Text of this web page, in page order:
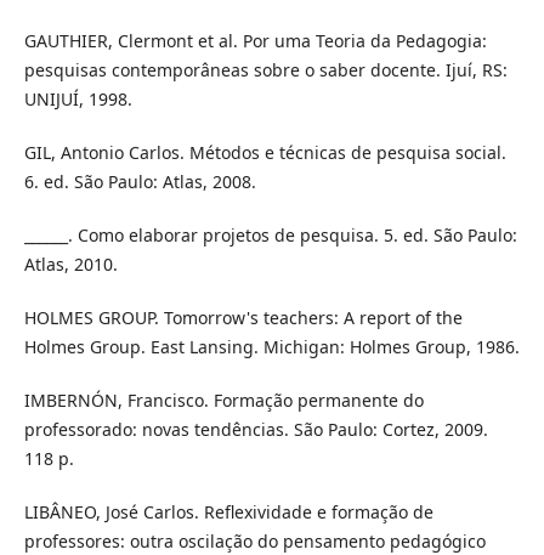
GAUTHIER, Clermont et al. Por uma Teoria da Pedagogia:
pesquisas contemporâneas sobre o saber docente. Ijuí, RS:
UNIJUÍ, 1998.
GIL, Antonio Carlos. Métodos e técnicas de pesquisa social.
6. ed. São Paulo: Atlas, 2008.
______. Como elaborar projetos de pesquisa. 5. ed. São Paulo:
Atlas, 2010.
HOLMES GROUP. Tomorrow's teachers: A report of the
Holmes Group. East Lansing. Michigan: Holmes Group, 1986.
IMBERNÓN, Francisco. Formação permanente do
professorado: novas tendências. São Paulo: Cortez, 2009.
118 p.
LIBÂNEO, José Carlos. Reflexividade e formação de
professores: outra oscilação do pensamento pedagógico